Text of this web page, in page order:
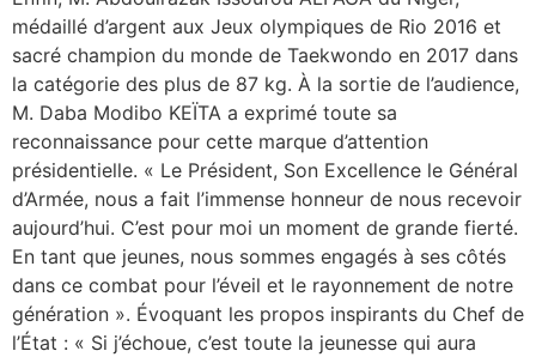
médaillé d’argent aux Jeux olympiques de Rio 2016 et
sacré champion du monde de Taekwondo en 2017 dans
la catégorie des plus de 87 kg. À la sortie de l’audience,
M. Daba Modibo KEÏTA a exprimé toute sa
reconnaissance pour cette marque d’attention
présidentielle. « Le Président, Son Excellence le Général
d’Armée, nous a fait l’immense honneur de nous recevoir
aujourd’hui. C’est pour moi un moment de grande fierté.
En tant que jeunes, nous sommes engagés à ses côtés
dans ce combat pour l’éveil et le rayonnement de notre
génération ». Évoquant les propos inspirants du Chef de
l’État : « Si j’échoue, c’est toute la jeunesse qui aura